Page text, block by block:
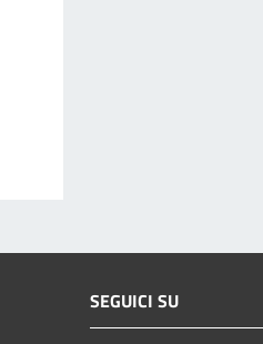
SEGUICI SU